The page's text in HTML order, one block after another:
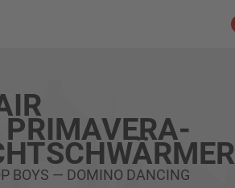
PRIMAVERA-
BOYS — DOMINO DANCING